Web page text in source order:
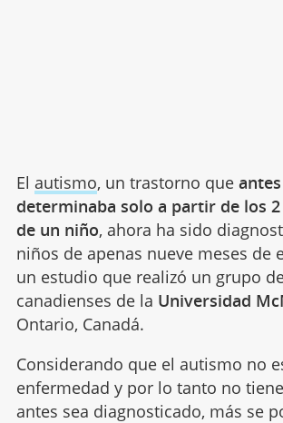
El autismo, un trastorno que
determinaba solo a partir de los
de un niño, ahora ha sido
niños de apenas nueve meses de
un estudio que realizó un grupo
canadienses de la Universidad
Ontario, Canadá.
Considerando que el autismo no
enfermedad y por lo tanto no
antes sea diagnosticado, más se